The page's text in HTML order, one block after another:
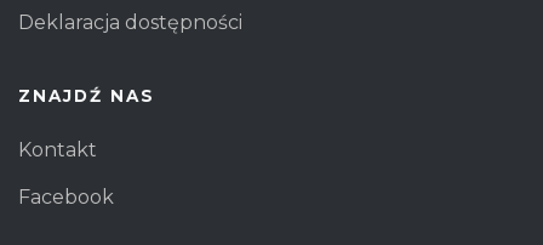
Deklaracja dostępności
ZNAJDŹ NAS
Kontakt
Facebook